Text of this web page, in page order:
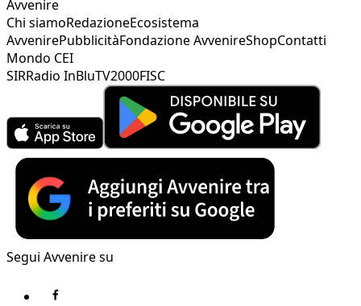
Avvenire
Chi siamoRedazioneEcosistema
AvvenirePubblicitàFondazione AvvenireShopContatti
Mondo CEI
SIRRadio InBluTV2000FISC
Segui Avvenire su